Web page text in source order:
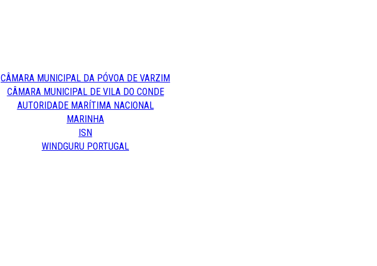
CÂMARA MUNICIPAL DA PÓVOA DE VARZIM
CÂMARA MUNICIPAL DE VILA DO CONDE
AUTORIDADE MARÍTIMA NACIONAL
MARINHA
ISN
WINDGURU PORTUGAL